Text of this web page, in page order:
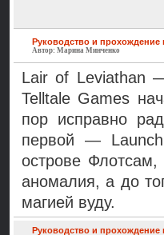
Руководство и прохождение
Автор: Марина Минченко
Lair of Leviathan
Telltale Games
пор исправно
первой —
острове
аномалия, а до
магией вуду.
Руководство и прохождение